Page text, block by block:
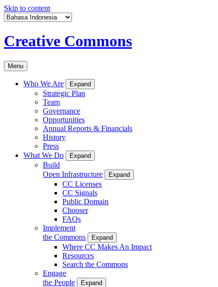
Skip to content
Creative Commons
Menu
Who We Are Expand
Strategic Plan
Team
Governance
Opportunities
Annual Reports & Financials
History
Press
What We Do
Expand
Build
Open Infrastructure
Expand
CC Licenses
CC Signals
Public Domain
Chooser
FAQs
Implement
the Commons
Expand
Where CC Makes An Impact
Resources
Search the Commons
Engage
the People
Expand